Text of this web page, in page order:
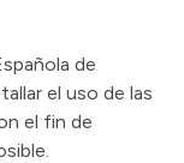
de
el uso de las
el fin de